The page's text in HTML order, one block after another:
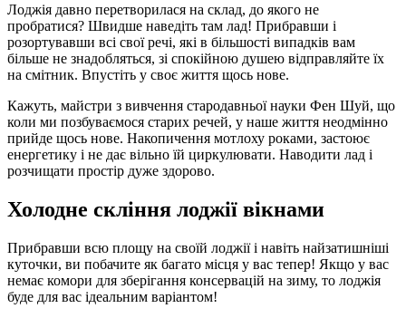
Лоджія давно перетворилася на склад, до якого не
пробратися? Швидше наведіть там лад! Прибравши і
розортувавши всі свої речі, які в більшості випадків вам
більше не знадобляться, зі спокійною душею відправляйте їх
на смітник. Впустіть у своє життя щось нове.
Кажуть, майстри з вивчення стародавньої науки Фен Шуй, що
коли ми позбуваємося старих речей, у наше життя неодмінно
прийде щось нове. Накопичення мотлоху роками, застоює
енергетику і не дає вільно їй циркулювати. Наводити лад і
розчищати простір дуже здорово.
Холодне скління лоджії вікнами
Прибравши всю площу на своїй лоджії і навіть найзатишніші
куточки, ви побачите як багато місця у вас тепер! Якщо у вас
немає комори для зберігання консервацій на зиму, то лоджія
буде для вас ідеальним варіантом!